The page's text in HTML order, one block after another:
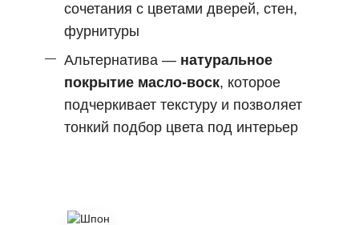
сочетания с цветами дверей, стен,
фурнитуры
Альтернатива — натуральное
покрытие масло-воск, которое
подчеркивает текстуру и позволяет
тонкий подбор цвета под интерьер